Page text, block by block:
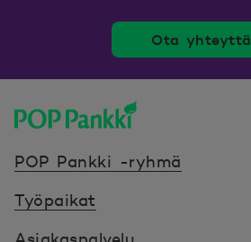
Ota yhteyttä
POP Pankki -ryhmä
Työpaikat